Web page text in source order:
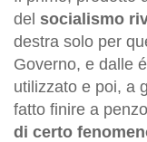
del socialismo
destra solo per
Governo, e dalle
utilizzato e poi, a
fatto finire a
di certo